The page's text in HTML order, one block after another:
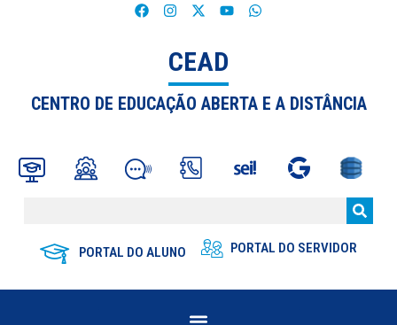
CEAD
CENTRO DE EDUCAÇÃO ABERTA E A DISTÂNCIA
PORTAL DO ALUNO PORTAL DO SERVIDOR